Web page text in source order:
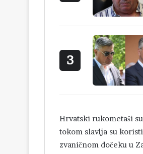
3
Hrvatski rukometaši
tokom slavlja su
zvaničnom dočeku u